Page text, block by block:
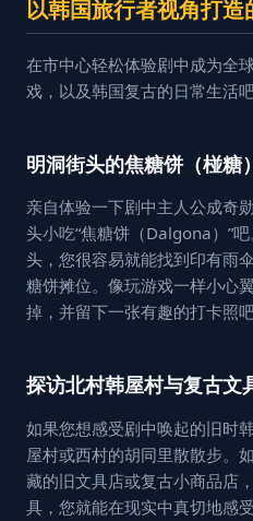
以韩国旅行者视角打
在市中心轻松体验剧中成为全
戏，以及韩国复古的日常生活吧
明洞街头的焦糖饼（椪糖
亲自体验一下剧中主人公成奇
头小吃“焦糖饼（Dalgona）”
头，您很容易就能找到印有雨
糖饼摊位。像玩游戏一样小心
掉，并留下一张有趣的打卡照吧
探访北村韩屋村与复古文
如果您想感受剧中唤起的旧时
屋村或西村的胡同里散散步。
藏的旧文具店或复古小商品店
具，您就能在现实中真切地感